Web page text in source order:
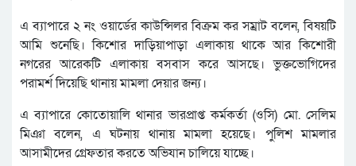
এ ব্যাপারে ২ নং ওয়ার্ডের কাউন্সিলর বিক্রম কর সম্রাট বলেন, বিষয়টি
আমি শুনেছি। কিশোর দাড়িয়াপাড়া এলাকায় থাকে আর কিশোরী
নগরের আরেকটি এলাকায় বসবাস করে আসছে। ভুক্তভোগিদের
পরামর্শ দিয়েছি থানায় মামলা দেয়ার জন্য।
এ ব্যাপারে কোতোয়ালি থানার ভারপ্রাপ্ত কর্মকর্তা (ওসি) মো. সেলিম
মিঞা বলেন, এ ঘটনায় থানায় মামলা হয়েছে। পুলিশ মামলার
আসামীদের গ্রেফতার করতে অভিযান চালিয়ে যাচ্ছে।